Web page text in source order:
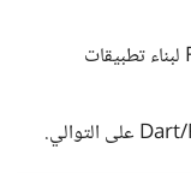
تعلم React Native أو Flutter لبناء تطبيقات